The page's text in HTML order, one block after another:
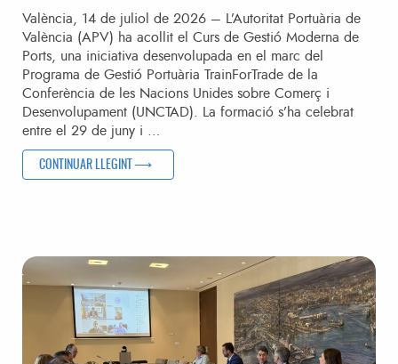
València, 14 de juliol de 2026 – L’Autoritat Portuària de
València (APV) ha acollit el Curs de Gestió Moderna de
Ports, una iniciativa desenvolupada en el marc del
Programa de Gestió Portuària TrainForTrade de la
Conferència de les Nacions Unides sobre Comerç i
Desenvolupament (UNCTAD). La formació s’ha celebrat
entre el 29 de juny i …
CONTINUAR LLEGINT “PROFESSIONALS PORTUARIS DE LLATINOAMÈRICA ES